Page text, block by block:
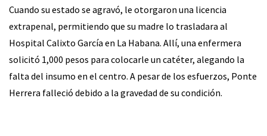
Cuando su estado se agravó, le otorgaron una licencia
extrapenal, permitiendo que su madre lo trasladara al
Hospital Calixto García en La Habana. Allí, una enfermera
solicitó 1,000 pesos para colocarle un catéter, alegando la
falta del insumo en el centro. A pesar de los esfuerzos, Ponte
Herrera falleció debido a la gravedad de su condición.